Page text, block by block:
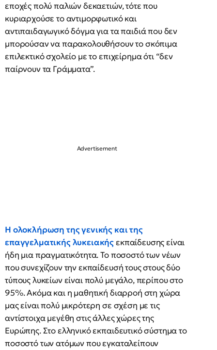
εποχές πολύ παλιών δεκαετιών, τότε που
κυριαρχούσε το αντιμορφωτικό και
αντιπαιδαγωγικό δόγμα για τα παιδιά που δεν
μπορούσαν να παρακολουθήσουν το σκόπιμα
επιλεκτικό σχολείο με το επιχείρημα ότι “δεν
παίρνουν τα Γράμματα”.
Η ολοκλήρωση της γενικής και της
επαγγελματικής λυκειακήςεκπαίδευσης είναι
ήδη μια πραγματικότητα. Το ποσοστό των νέων
που συνεχίζουν την εκπαίδευσή τους στους δύο
τύπους λυκείων είναι πολύ μεγάλο, περίπου στο
95%. Ακόμα και η μαθητική διαρροή στη χώρα
μας είναι πολύ μικρότερη σε σχέση με τις
αντίστοιχα μεγέθη στις άλλες χώρες της
Ευρώπης. Στο ελληνικό εκπαιδευτικό σύστημα το
ποσοστό των ατόμων που εγκαταλείπουν